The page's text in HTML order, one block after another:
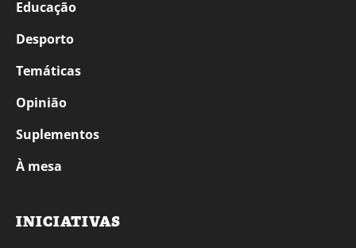
Educação
Desporto
Temáticas
Opinião
Suplementos
À mesa
INICIATIVAS